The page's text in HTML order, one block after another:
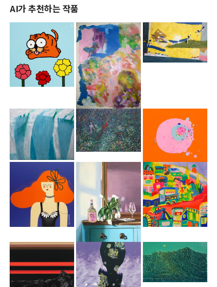
AI가 추천하는 작품